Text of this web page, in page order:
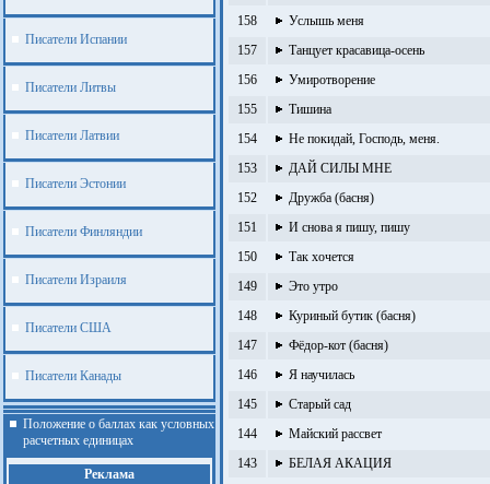
Писатели Испании
Писатели Литвы
Писатели Латвии
Писатели Эстонии
Писатели Финляндии
Писатели Израиля
Писатели США
Писатели Канады
Положение о баллах как условных
расчетных единицах
Реклама
158
Услышь меня
157
Танцует красавица-осень
156
Умиротворение
155
Тишина
154
Не покидай, Господь, меня.
153
ДАЙ СИЛЫ МНЕ
152
Дружба (басня)
151
И снова я пишу, пишу
150
Так хочется
149
Это утро
148
Куриный бутик (басня)
147
Фёдор-кот (басня)
146
Я научилась
145
Старый сад
144
Майский рассвет
143
БЕЛАЯ АКАЦИЯ